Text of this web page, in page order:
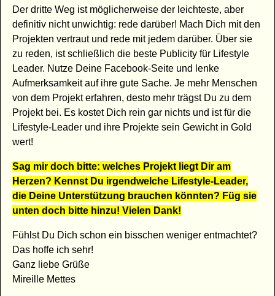
Der dritte Weg ist möglicherweise der leichteste, aber
definitiv nicht unwichtig: rede darüber! Mach Dich mit den
Projekten vertraut und rede mit jedem darüber. Über sie
zu reden, ist schließlich die beste Publicity für Lifestyle
Leader. Nutze Deine Facebook-Seite und lenke
Aufmerksamkeit auf ihre gute Sache. Je mehr Menschen
von dem Projekt erfahren, desto mehr trägst Du zu dem
Projekt bei. Es kostet Dich rein gar nichts und ist für die
Lifestyle-Leader und ihre Projekte sein Gewicht in Gold
wert!
Sag mir doch bitte: welches Projekt liegt Dir am
Herzen? Kennst Du irgendwelche Lifestyle-Leader,
die Deine Unterstützung brauchen könnten? Füg sie
unten doch bitte hinzu! Vielen Dank!
Fühlst Du Dich schon ein bisschen weniger entmachtet?
Das hoffe ich sehr!
Ganz liebe Grüße
Mireille Mettes